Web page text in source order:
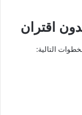
اقتران
التالية: